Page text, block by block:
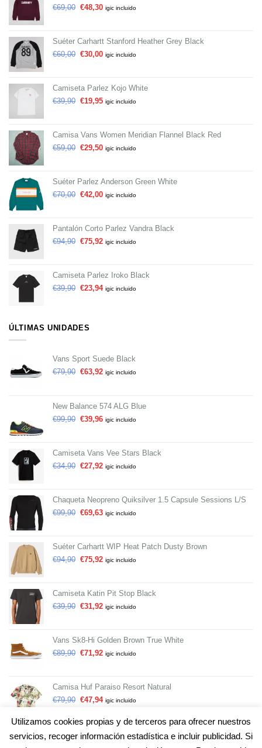
€69,00 €48,30 igic incluido
Suéter Carhartt Stanford Heather Grey Black
€60,00 €30,00 igic incluido
Camiseta Parlez Kojo White
€39,90 €19,95 igic incluido
Camisa Vans Women Meridian Flannel Black Red
€59,00 €29,50 igic incluido
Suéter Parlez Anderson Green White
€70,00 €42,00 igic incluido
Pantalón Corto Parlez Vandra Black
€94,90 €75,92 igic incluido
Camiseta Parlez Iroko Black
€39,90 €23,94 igic incluido
ÚLTIMAS UNIDADES
Vans Sport Suede Black
€79,90 €63,92 igic incluido
New Balance 574 ALG Blue
€99,90 €39,96 igic incluido
Camiseta Vans Vee Stars Black
€34,90 €27,92 igic incluido
Chaqueta Neopreno Quiksilver 1.5 Capsule Sessions L/S
€99,90 €69,63 igic incluido
Suéter Carhartt WIP Heat Patch Dusty Brown
€94,90 €75,92 igic incluido
Camiseta Katin Pit Stop Black
€39,90 €31,92 igic incluido
Vans Sk8-Hi Golden Brown True White
€89,90 €71,92 igic incluido
Camisa Huf Paraiso Resort Natural
€79,90 €47,94 igic incluido
Utilizamos cookies propias y de terceros para ofrecer nuestros
servicios, recoger información estadística e incluir publicidad. Si